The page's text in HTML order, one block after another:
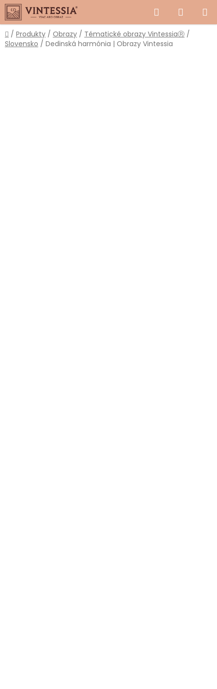
Prejsť
na
obsah
Hľadať
KOŠÍK
Domov
/ Produkty / Obrazy / Tématické obrazy VintessiaⓇ /
Slovensko / Dedinská harmónia | Obrazy Vintessia